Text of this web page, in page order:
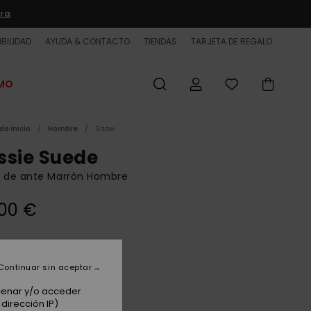
AYUDA & CONTACTO TIENDAS TARJETA DE REGALO
inicio Hombre Snow
Suede
de ante Marrón Hombre
€
y/o acceder
IP)
sin aceptar